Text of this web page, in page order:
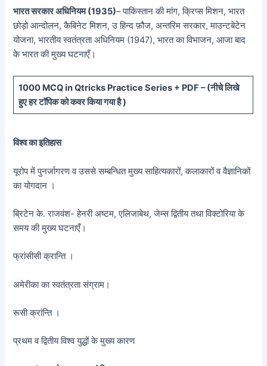
भारत सरकार अधिनियम (1935)– पाकिस्तान की मांग, क्रिप्स मिशन, भारत
छोड़ो आन्दोलन, कैबिनेट मिशन, उ हिन्द फ़ौज, अन्तरिम सरकार, माउन्टबेटेन
योजना, भारतीय स्वतंत्रता अधिनियम (1947), भारत का विभाजन, आजा बाद
के भारत की मुख्य घटनाएँ।
1000 MCQ in Qtricks Practice Series + PDF – (नीचेलिखे
हुएहर टॉपिक को कवर किया गया है )
विश्व का इतिहास
यूरोप में पुनर्जागरण व उससे सम्बन्धित मुख्य साहित्यकारों, कलाकारों व वैज्ञानिकों
का योगदान ।
ब्रिटेन के. राजवंश- हेनरी अष्टम, एलिजाबेथ, जेम्स द्वितीय तथा विक्टोरिया के
समय की मुख्य घटनाएँ।
फ्रांसीसी क्रान्ति ।
अमेरीका का स्वतंत्रता संग्राम।
रूसी क्रांन्ति ।
प्रथम व द्वितीय विश्व युद्धों के मुख्य कारण